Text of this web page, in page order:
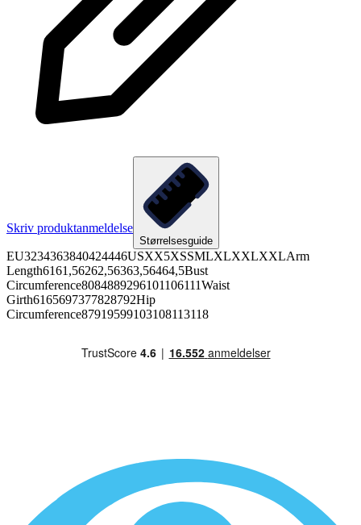
Skriv produktanmeldelse
Størrelsesguide
EU3234363840424446USXX5XSSMLXLXXLXXLArm
Length6161,56262,56363,56464,5Bust
Circumference8084889296101106111Waist
Girth6165697377828792Hip
Circumference87919599103108113118